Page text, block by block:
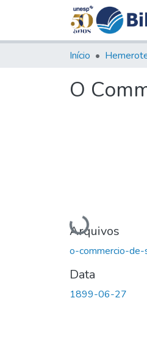
Início
O
Carregando...
Arquivos
o-commercio-
Data
1899-06-27